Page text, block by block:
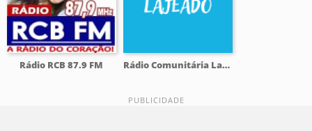
Rádio RCB 87.9 FM Rádio Comunitária Lajeado FM 98.1